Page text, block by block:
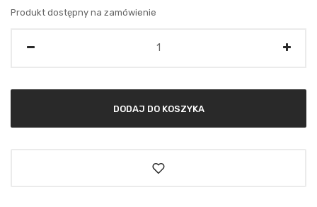
Produkt dostępny na zamówienie
DODAJ DO KOSZYKA